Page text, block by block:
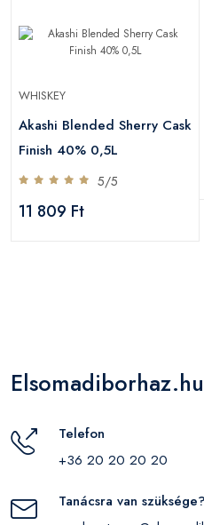
WHISKEY
Akashi Blended Sherry Cask
Finish 40% 0,5L
5/5
11 809 Ft
Elsomadiborhaz.hu
Telefon
+36 20 20 20 20
Tanácsra van szüksége?